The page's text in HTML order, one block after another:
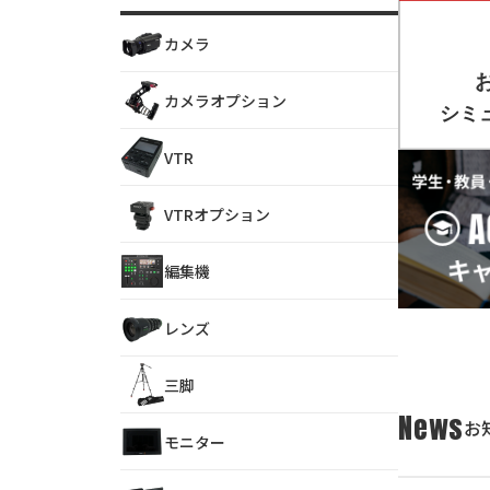
Newsお
カメラ
カメラオプション
VTR
VTRオプション
編集機
レンズ
三脚
モニター